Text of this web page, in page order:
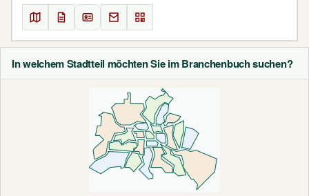
In welchem Stadtteil möchten Sie im Branchenbuch suchen?